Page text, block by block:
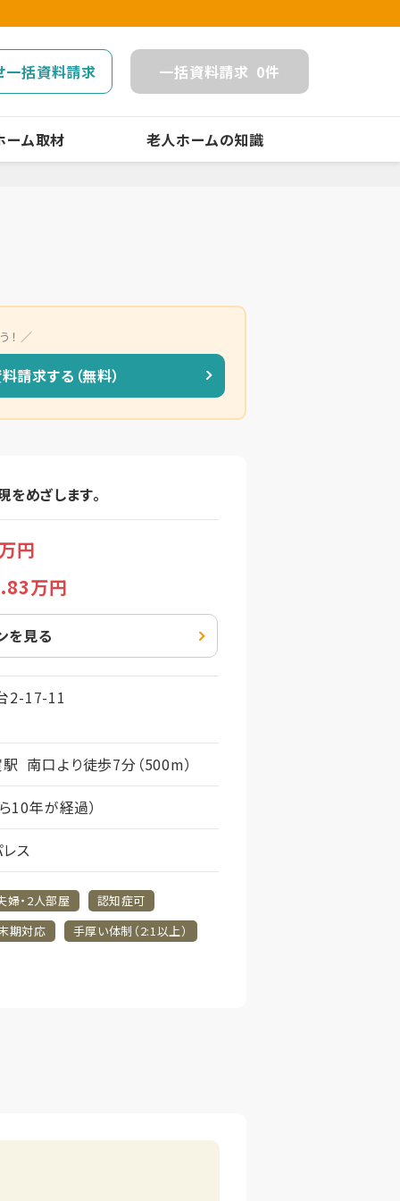
一括資料請求 一括資料請求 0件
ーム取材 老人ホームの知識
！
請求する（無料）
めざします。
円
.83万円
を見る
2-17-11
南口より徒歩7分（500m）
10年が経過）
ス
婦・2人部屋
認知症可
期対応
手厚い体制（2:1以上）